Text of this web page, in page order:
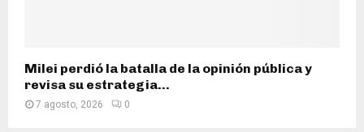
Milei perdió la batalla de la opinión pública y
revisa su estrategia...
7 agosto, 2026 0